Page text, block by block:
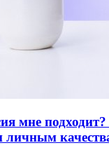
мне
личным